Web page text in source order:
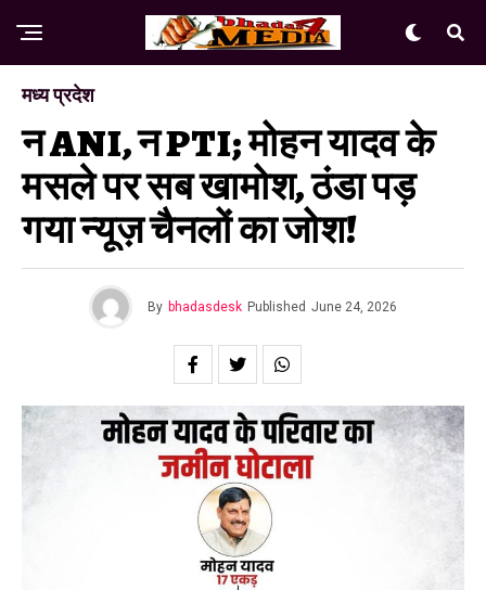
मध्य प्रदेश
न ANI, न PTI; मोहन यादव के
मसले पर सब खामोश, ठंडा पड़
गया न्यूज़ चैनलों का जोश!
By bhadasdesk Published June 24, 2026